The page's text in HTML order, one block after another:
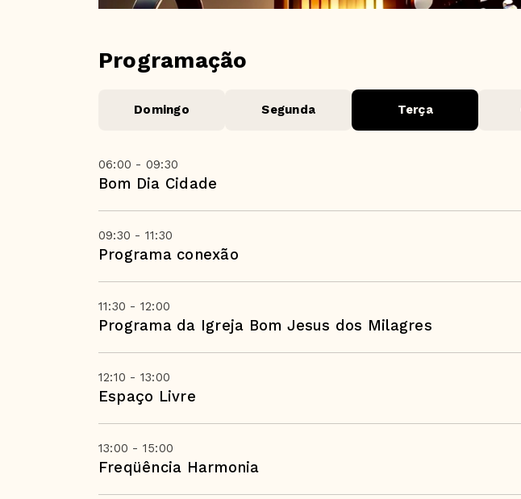
Programação
Domingo Segunda Terça
06:00 - 09:30
Bom Dia Cidade
09:30 - 11:30
Programa conexão
11:30 - 12:00
Programa da Igreja Bom Jesus dos Milagres
12:10 - 13:00
Espaço Livre
13:00 - 15:00
Freqüência Harmonia